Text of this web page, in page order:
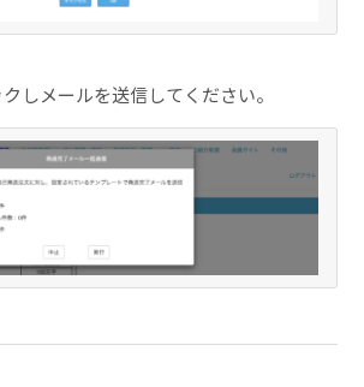
しメールを送信してください。